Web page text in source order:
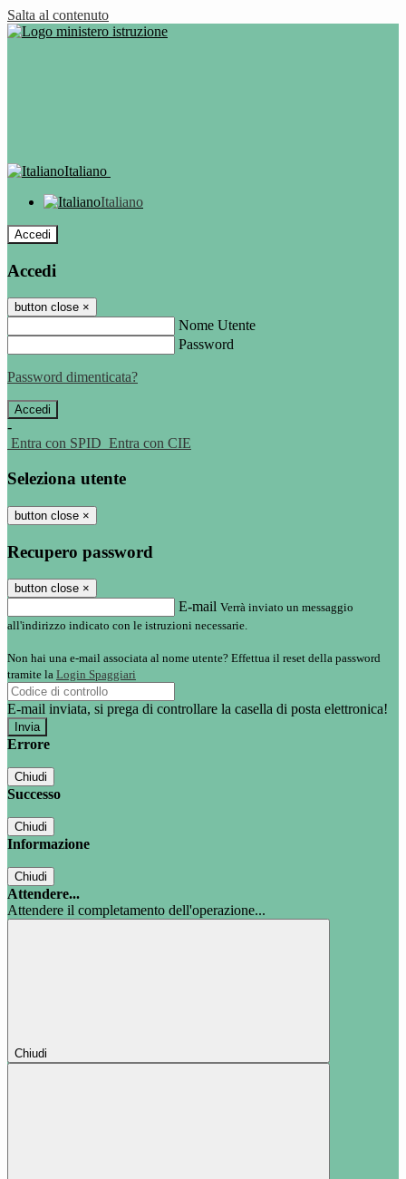
Salta al contenuto
Italiano
Italiano
Accedi
Accedi
button close ×
Nome Utente
Password
Password dimenticata?
-
Entra con SPID Entra con CIE
Seleziona utente
button close ×
Recupero password
button close ×
E-mail Verrà inviato un messaggio
all'indirizzo indicato con le istruzioni necessarie.
Non hai una e-mail associata al nome utente? Effettua il reset della password
tramite la Login Spaggiari
E-mail inviata, si prega di controllare la casella di posta elettronica!
Errore
Chiudi
Successo
Chiudi
Informazione
Chiudi
Attendere...
Attendere il completamento dell'operazione...
Chiudi